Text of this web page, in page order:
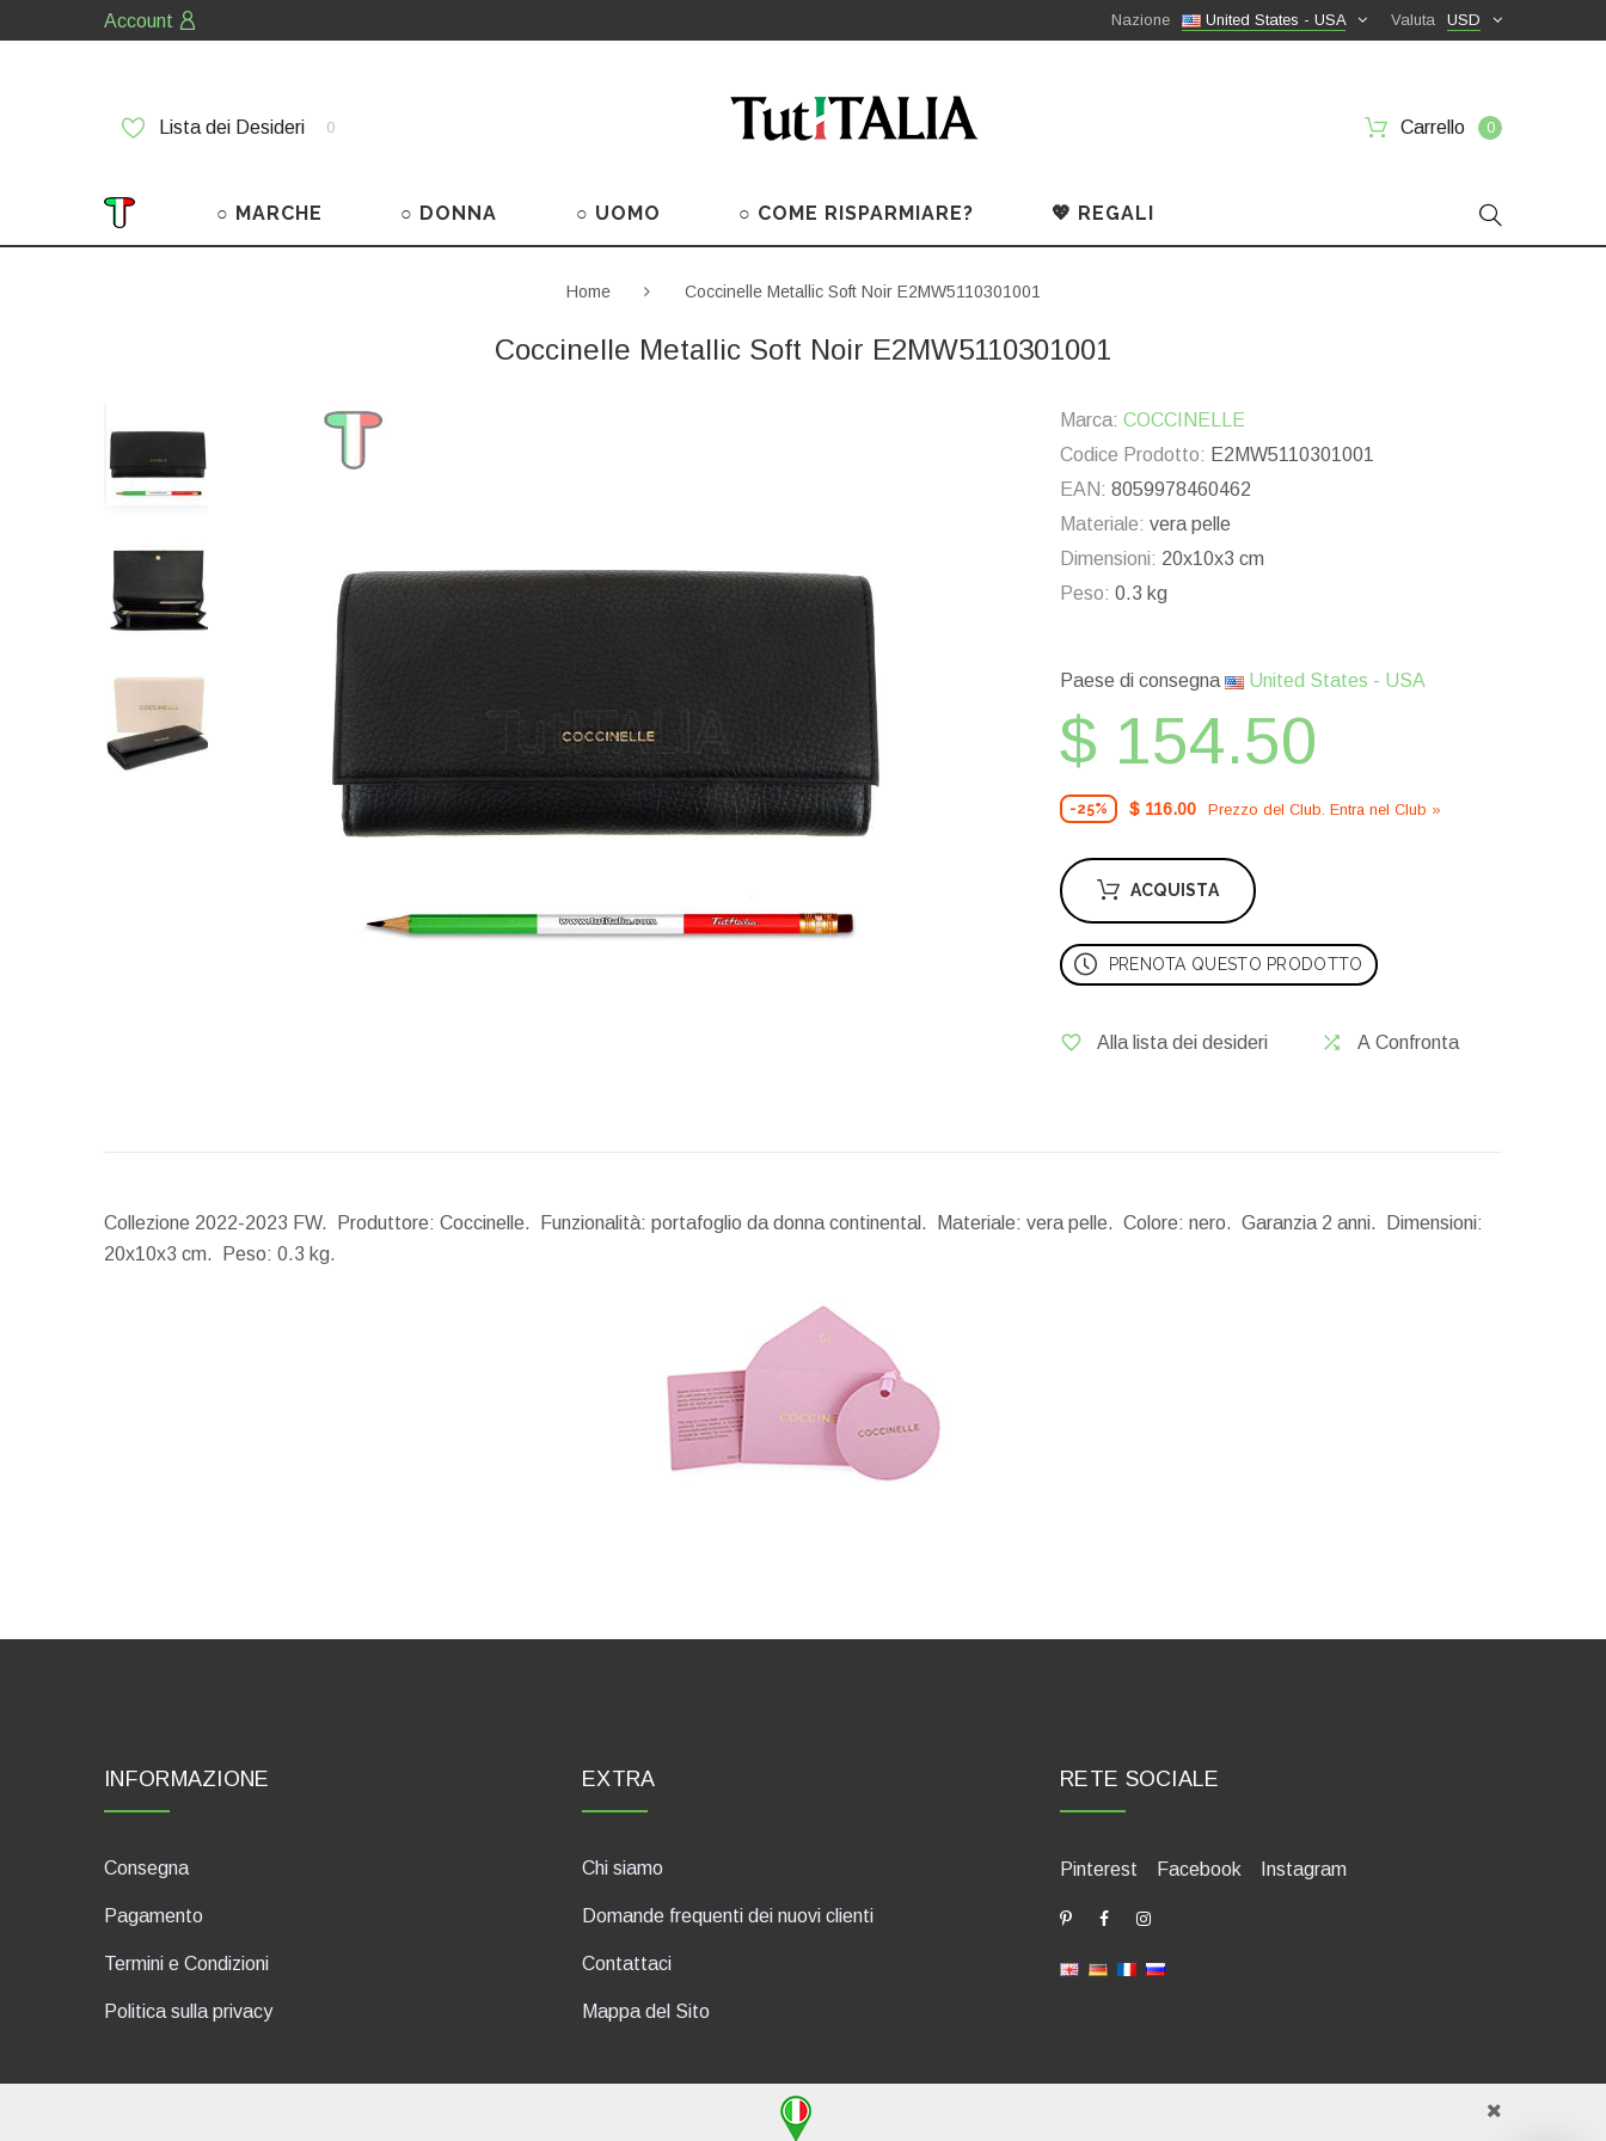
Account USD
Valuta
United States - USA
Nazione
Lista dei Desideri 0 Carrello 0
○ MARCHE ○ DONNA ○ UOMO ○ COME RISPARMIARE? 💖 REGALI
Home Coccinelle Metallic Soft Noir E2MW5110301001
Coccinelle Metallic Soft Noir E2MW5110301001
Marca: COCCINELLE
Codice Prodotto: E2MW5110301001
EAN: 8059978460462
Materiale: vera pelle
Dimensioni: 20x10x3 cm
Peso: 0.3 kg
Paese di consegna United States - USA
$ 154.50
-25% $ 116.00 Prezzo del Сlub. Entra nel Сlub »
ACQUISTA
PRENOTA QUESTO PRODOTTO
Alla lista dei desideri A Confronta
Collezione 2022-2023 FW. Produttore: Coccinelle. Funzionalità: portafoglio da donna continental. Materiale: vera pelle. Colore: nero. Garanzia 2 anni.
Dimensioni:
20x10x3 cm.
Peso: 0.3 kg.
INFORMAZIONE
Consegna
Pagamento
Termini e Condizioni
Politica sulla privacy
EXTRA
Chi siamo
Domande frequenti dei nuovi clienti
Contattaci
Mappa del Sito
RETE SOCIALE
Pinterest Facebook Instagram